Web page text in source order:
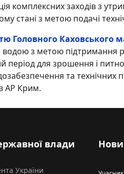
комплексних заходів з
стані з метою подачі
Головного Каховського
з метою підтримання
період для зрошення і
та технічних
АР Крим.
влади
України